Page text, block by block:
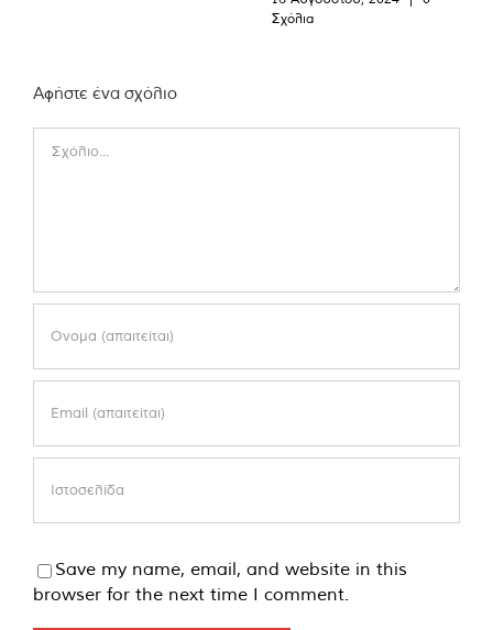
Σχόλια
Αφήστε ένα σχόλιο
Save my name, email, and website in this
browser for the next time I comment.